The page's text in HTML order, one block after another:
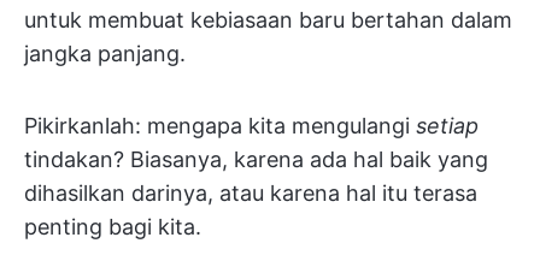
untuk membuat kebiasaan baru bertahan dalam
jangka panjang.
Pikirkanlah: mengapa kita mengulangi setiap
tindakan? Biasanya, karena ada hal baik yang
dihasilkan darinya, atau karena hal itu terasa
penting bagi kita.